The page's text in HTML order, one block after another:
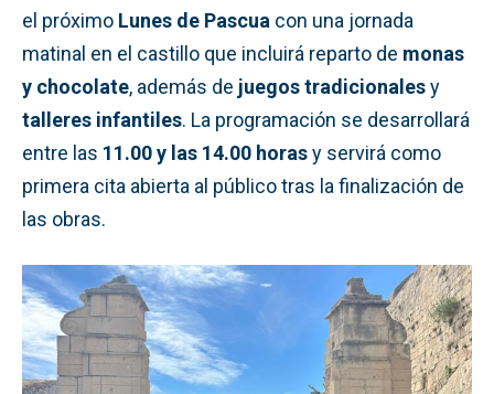
el próximo Lunes de Pascua con una jornada
matinal en el castillo que incluirá reparto de monas
y chocolate, además de juegos tradicionalesy
talleres infantiles. La programación se desarrollará
entre las 11.00 y las 14.00 horasy servirá como
primera cita abierta al público tras la finalización de
las obras.